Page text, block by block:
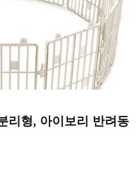
리형, 아이보리 반려동